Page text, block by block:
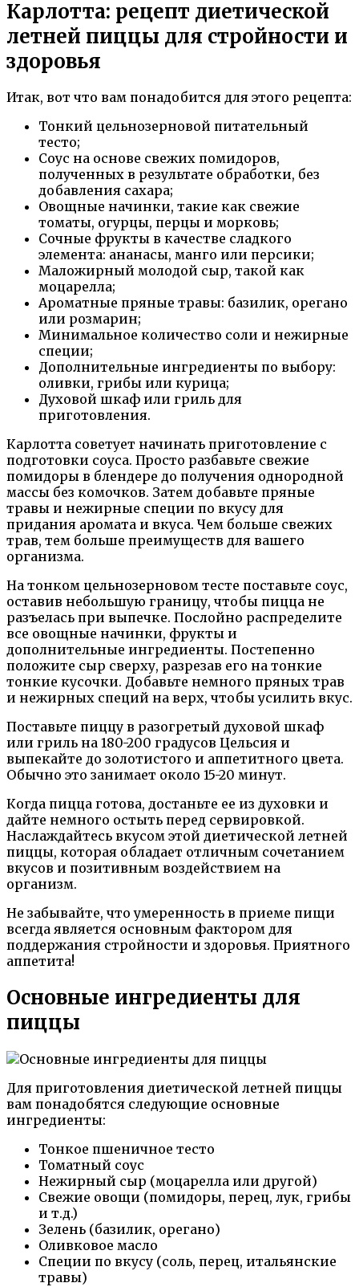
Карлотта: рецепт диетической
летней пиццы для стройности и
здоровья
Итак, вот что вам понадобится для этого рецепта:
Тонкий цельнозерновой питательный
тесто;
Соус на основе свежих помидоров,
полученных в результате обработки, без
добавления сахара;
Овощные начинки, такие как свежие
томаты, огурцы, перцы и морковь;
Сочные фрукты в качестве сладкого
элемента: ананасы, манго или персики;
Маложирный молодой сыр, такой как
моцарелла;
Ароматные пряные травы: базилик, орегано
или розмарин;
Минимальное количество соли и нежирные
специи;
Дополнительные ингредиенты по выбору:
оливки, грибы или курица;
Духовой шкаф или гриль для
приготовления.
Карлотта советует начинать приготовление с
подготовки соуса. Просто разбавьте свежие
помидоры в блендере до получения однородной
массы без комочков. Затем добавьте пряные
травы и нежирные специи по вкусу для
придания аромата и вкуса. Чем больше свежих
трав, тем больше преимуществ для вашего
организма.
На тонком цельнозерновом тесте поставьте соус,
оставив небольшую границу, чтобы пицца не
разъелась при выпечке. Послойно распределите
все овощные начинки, фрукты и
дополнительные ингредиенты. Постепенно
положите сыр сверху, разрезав его на тонкие
тонкие кусочки. Добавьте немного пряных трав
и нежирных специй на верх, чтобы усилить вкус.
Поставьте пиццу в разогретый духовой шкаф
или гриль на 180-200 градусов Цельсия и
выпекайте до золотистого и аппетитного цвета.
Обычно это занимает около 15-20 минут.
Когда пицца готова, достаньте ее из духовки и
дайте немного остыть перед сервировкой.
Наслаждайтесь вкусом этой диетической летней
пиццы, которая обладает отличным сочетанием
вкусов и позитивным воздействием на
организм.
Не забывайте, что умеренность в приеме пищи
всегда является основным фактором для
поддержания стройности и здоровья. Приятного
аппетита!
Основные ингредиенты для
пиццы
Для приготовления диетической летней пиццы
вам понадобятся следующие основные
ингредиенты:
Тонкое пшеничное тесто
Томатный соус
Нежирный сыр (моцарелла или другой)
Свежие овощи (помидоры, перец, лук, грибы
и т.д.)
Зелень (базилик, орегано)
Оливковое масло
Специи по вкусу (соль, перец, итальянские
травы)